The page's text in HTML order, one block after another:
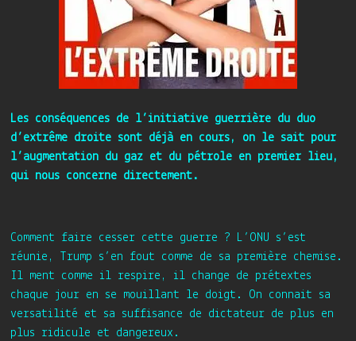
Les conséquences de l’initiative guerrière du duo
d’extrême droite sont déjà en cours, on le sait pour
l’augmentation du gaz et du pétrole en premier lieu,
qui nous concerne directement.
Comment faire cesser cette guerre ? L’ONU s’est
réunie, Trump s’en fout comme de sa première chemise.
Il ment comme il respire, il change de prétextes
chaque jour en se mouillant le doigt. On connait sa
versatilité et sa suffisance de dictateur de plus en
plus ridicule et dangereux.